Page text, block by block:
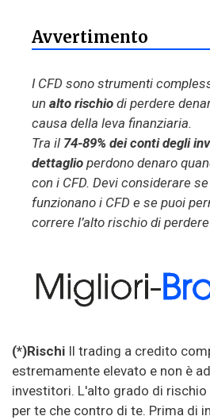
Avvertimento
I CFD sono strumenti
un alto rischio di perdere
causa della leva finanziaria.
Tra il 74-89% dei conti degli
dettaglio perdono denaro
con i CFD. Devi considerare
funzionano i CFD e se puoi
correre l’alto rischio di
(*)Rischi Il trading a credito
estremamente elevato e non è
investitori. L'alto grado di
per te che contro di te. Prima di